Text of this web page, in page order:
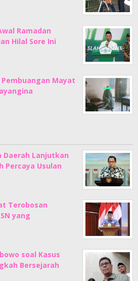
Ramadan
Hilal Sore Ini
Mayat
Daerah Lanjutkan
Percaya Usulan
Terobosan
yang
soal Kasus
Bersejarah